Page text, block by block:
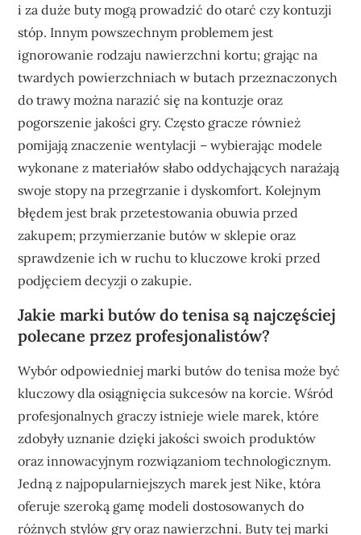
i za duże buty mogą prowadzić do otarć czy kontuzji
stóp. Innym powszechnym problemem jest
ignorowanie rodzaju nawierzchni kortu; grając na
twardych powierzchniach w butach przeznaczonych
do trawy można narazić się na kontuzje oraz
pogorszenie jakości gry. Często gracze również
pomijają znaczenie wentylacji – wybierając modele
wykonane z materiałów słabo oddychających narażają
swoje stopy na przegrzanie i dyskomfort. Kolejnym
błędem jest brak przetestowania obuwia przed
zakupem; przymierzanie butów w sklepie oraz
sprawdzenie ich w ruchu to kluczowe kroki przed
podjęciem decyzji o zakupie.
Jakie marki butów do tenisa są najczęściej
polecane przez profesjonalistów?
Wybór odpowiedniej marki butów do tenisa może być
kluczowy dla osiągnięcia sukcesów na korcie. Wśród
profesjonalnych graczy istnieje wiele marek, które
zdobyły uznanie dzięki jakości swoich produktów
oraz innowacyjnym rozwiązaniom technologicznym.
Jedną z najpopularniejszych marek jest Nike, która
oferuje szeroką gamę modeli dostosowanych do
różnych stylów gry oraz nawierzchni. Buty tej marki